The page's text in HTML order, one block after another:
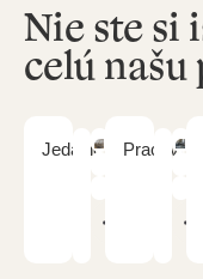
Nie ste si
celú
Jedálne Pracovne